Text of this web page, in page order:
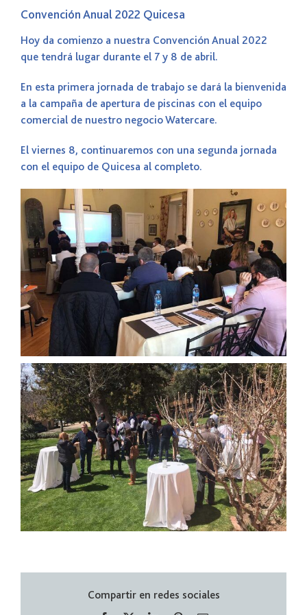
Convención Anual 2022 Quicesa
Hoy da comienzo a nuestra Convención Anual 2022
que tendrá lugar durante el 7 y 8 de abril.
En esta primera jornada de trabajo se dará la bienvenida
a la campaña de apertura de piscinas con el equipo
comercial de nuestro negocio Watercare.
El viernes 8, continuaremos con una segunda jornada
con el equipo de Quicesa al completo.
Compartir en redes sociales